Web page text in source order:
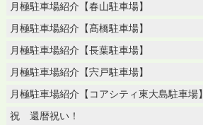
月極駐車場紹介【春山駐車場】
月極駐車場紹介【髙橋駐車場】
月極駐車場紹介【長葉駐車場】
月極駐車場紹介【宍戸駐車場】
月極駐車場紹介【コアシティ東大島駐車場】
祝 還暦祝い！